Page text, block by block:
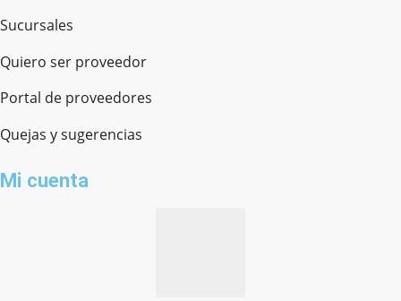
Sucursales
Quiero ser proveedor
Portal de proveedores
Quejas y sugerencias
Mi cuenta